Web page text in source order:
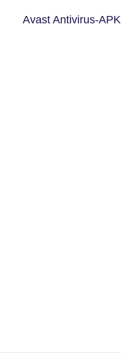
Avast Antivirus-APK